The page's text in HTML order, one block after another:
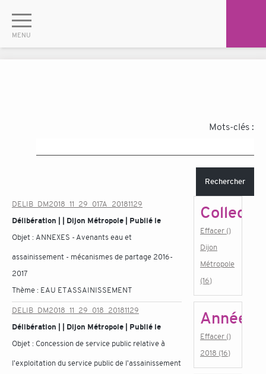
Mots-clés :
Rechercher
DELIB_DM2018_11_29_017A_20181129
Délibération | | Dijon Métropole | Publié le
Objet : ANNEXES - Avenants eau et
assainissement - mécanismes de partage 2016-
2017
Thème : EAU ET ASSAINISSEMENT
DELIB_DM2018_11_29_018_20181129
Délibération | | Dijon Métropole | Publié le
Objet : Concession de service public relative à
l'exploitation du service public de l'assainissement
Effacer ()
Dijon
Métropole
(16)
Année
Effacer ()
2018 (16)